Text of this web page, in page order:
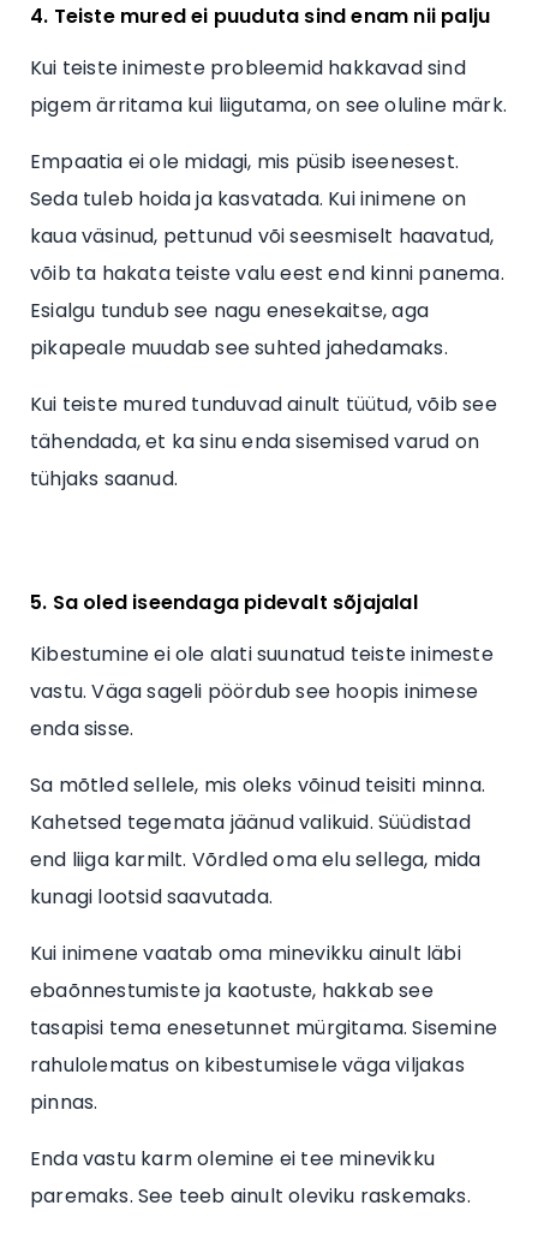
4. Teiste mured ei puuduta sind enam nii palju
Kui teiste inimeste probleemid hakkavad sind
pigem ärritama kui liigutama, on see oluline märk.
Empaatia ei ole midagi, mis püsib iseenesest.
Seda tuleb hoida ja kasvatada. Kui inimene on
kaua väsinud, pettunud või seesmiselt haavatud,
võib ta hakata teiste valu eest end kinni panema.
Esialgu tundub see nagu enesekaitse, aga
pikapeale muudab see suhted jahedamaks.
Kui teiste mured tunduvad ainult tüütud, võib see
tähendada, et ka sinu enda sisemised varud on
tühjaks saanud.
5. Sa oled iseendaga pidevalt sõjajalal
Kibestumine ei ole alati suunatud teiste inimeste
vastu. Väga sageli pöördub see hoopis inimese
enda sisse.
Sa mõtled sellele, mis oleks võinud teisiti minna.
Kahetsed tegemata jäänud valikuid. Süüdistad
end liiga karmilt. Võrdled oma elu sellega, mida
kunagi lootsid saavutada.
Kui inimene vaatab oma minevikku ainult läbi
ebaõnnestumiste ja kaotuste, hakkab see
tasapisi tema enesetunnet mürgitama. Sisemine
rahulolematus on kibestumisele väga viljakas
pinnas.
Enda vastu karm olemine ei tee minevikku
paremaks. See teeb ainult oleviku raskemaks.